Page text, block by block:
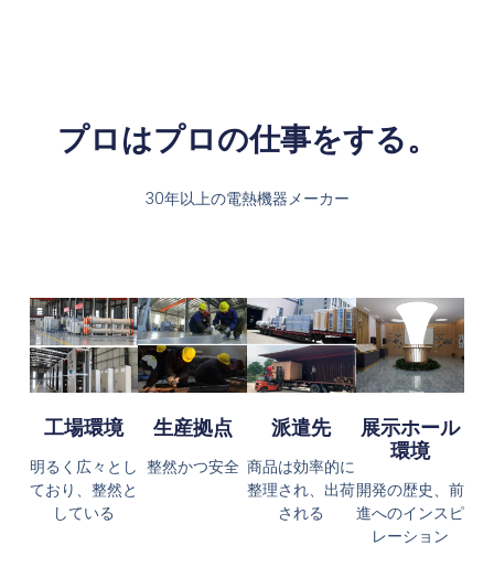
プロはプロの仕事をする。
30年以上の電熱機器メーカー
工場環境
明るく広々とし
ており、整然と
している
生産拠点
整然かつ安全
派遣先
商品は効率的に
整理され、出荷
される
展示ホール
環境
開発の歴史、前
進へのインスピ
レーション